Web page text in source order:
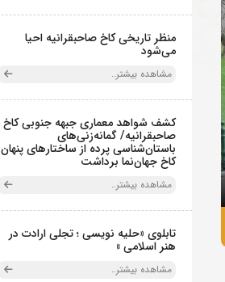
منظر تاریخی کاخ صاحبقرانیه احیا
می‌شود
مشاهده بیشتر..
کشف شواهد معماری جبهه جنوبی کاخ
صاحبقرانیه/ گمانه‌زنی‌های
باستان‌شناسی پرده از ساختارهای پنهان
کاخ جهان‌نما برداشت
مشاهده بیشتر..
تابلوی «حلیه نویسی ؛ تجلی ارادت در
هنر اسلامی »
مشاهده بیشتر..